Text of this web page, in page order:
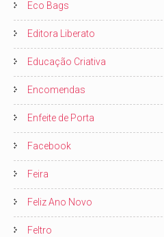
Eco Bags
Editora Liberato
Educação Criativa
Encomendas
Enfeite de Porta
Facebook
Feira
Feliz Ano Novo
Feltro